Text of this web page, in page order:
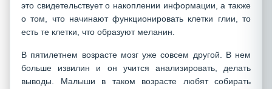
это свидетельствует о накоплении информации, а также
о том, что начинают функционировать клетки глии, то
есть те клетки, что образуют меланин.
В пятилетнем возрасте мозг уже совсем другой. В нем
больше извилин и он учится анализировать, делать
выводы. Малыши в таком возрасте любят собирать